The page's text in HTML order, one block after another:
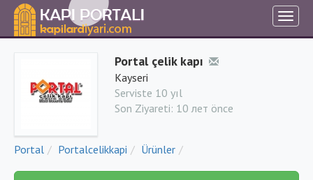
Portal çelik kapı
Kayseri
Serviste 10 yıl
Son Ziyareti: 10 лет önce
Portal Portalcelikkapi Ürünler